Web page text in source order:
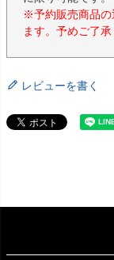
※予約販売商品の
ます。予めご了承
レビューを書く